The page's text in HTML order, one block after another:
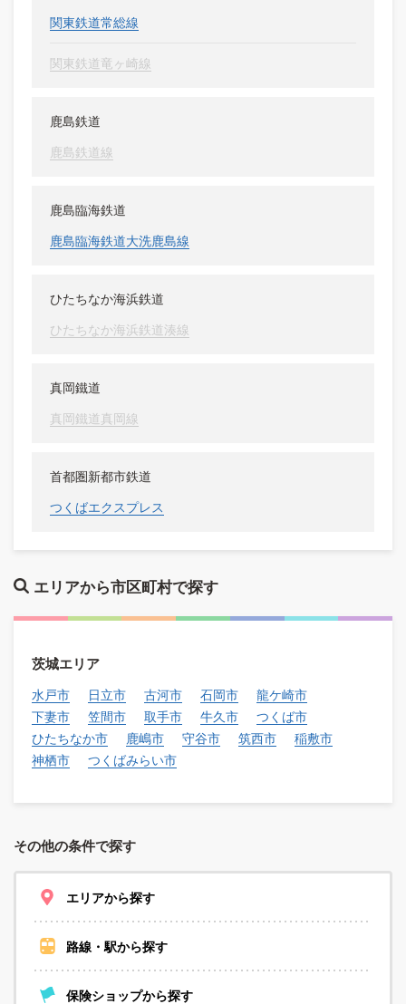
関東鉄道常総線
関東鉄道竜ヶ崎線
鹿島鉄道
鹿島鉄道線
鹿島臨海鉄道
鹿島臨海鉄道大洗鹿島線
ひたちなか海浜鉄道
ひたちなか海浜鉄道湊線
真岡鐵道
真岡鐵道真岡線
首都圏新都市鉄道
つくばエクスプレス
エリアから市区町村で探す
茨城エリア
水戸市 日立市 古河市 石岡市
龍ケ崎市
下妻市
笠間市 取手市 牛久市
つくば市
ひたちなか市
鹿嶋市 守谷市 筑西市
稲敷市
神栖市
つくばみらい市
その他の条件で探す
エリアから探す
路線・駅から探す
保険ショップから探す